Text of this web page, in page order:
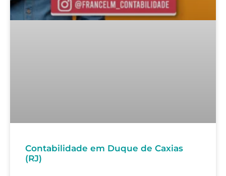
Contabilidade em Duque de Caxias
(RJ)